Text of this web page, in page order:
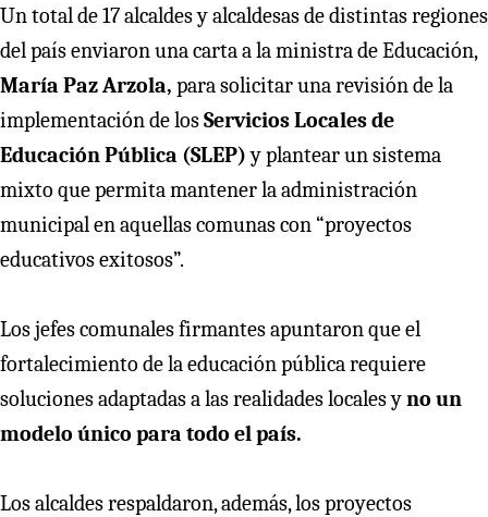
Un total de 17 alcaldes y alcaldesas de distintas regiones
del país enviaron una carta a la ministra de Educación,
María Paz Arzola, para solicitar una revisión de la
implementación de losServicios Locales de
Educación Pública (SLEP)y plantear un sistema
mixto que permita mantener la administración
municipal en aquellas comunas con “proyectos
educativos exitosos”.
Los jefes comunales firmantes apuntaron que el
fortalecimiento de la educación pública requiere
soluciones adaptadas a las realidades locales yno un
modelo único para todo el país.
Los alcaldes respaldaron, además, los proyectos